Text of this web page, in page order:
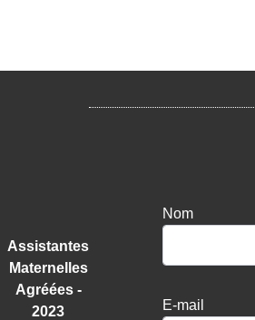
Assistantes
Maternelles
Agréées -
2023
Nom
E-mail